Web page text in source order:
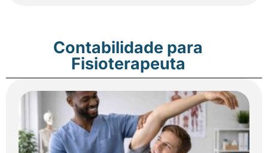
Contabilidade para
Fisioterapeuta